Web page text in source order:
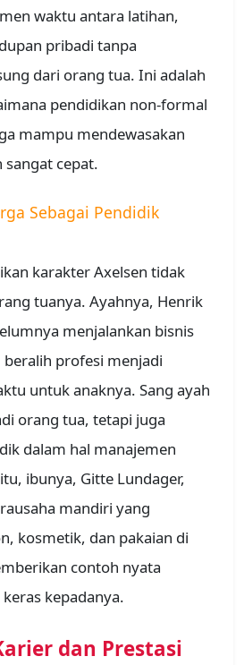
waktu antara latihan,
pribadi tanpa
dari orang tua. Ini adalah
pendidikan non-formal
mampu mendewasakan
sangat cepat.
Sebagai Pendidik
karakter Axelsen tidak
tuanya. Ayahnya, Henrik
menjalankan bisnis
profesi menjadi
untuk anaknya. Sang ayah
orang tua, tetapi juga
dalam hal manajemen
ibunya, Gitte Lundager,
mandiri yang
kosmetik, dan pakaian di
contoh nyata
kepadanya.
dan Prestasi